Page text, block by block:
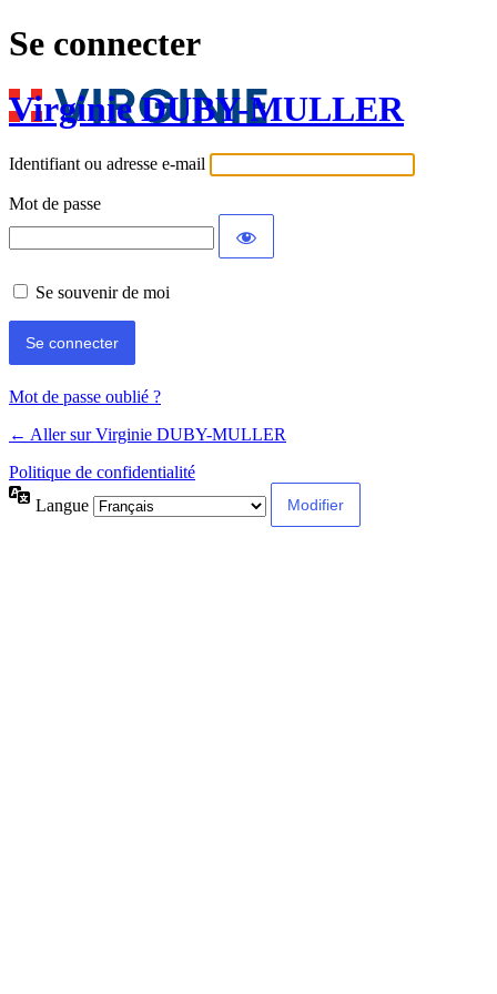
Se connecter
Virginie DUBY-MULLER
Identifiant ou adresse e-mail
Mot de passe
Se souvenir de moi
Mot de passe oublié ?
← Aller sur Virginie DUBY-MULLER
Politique de confidentialité
Langue